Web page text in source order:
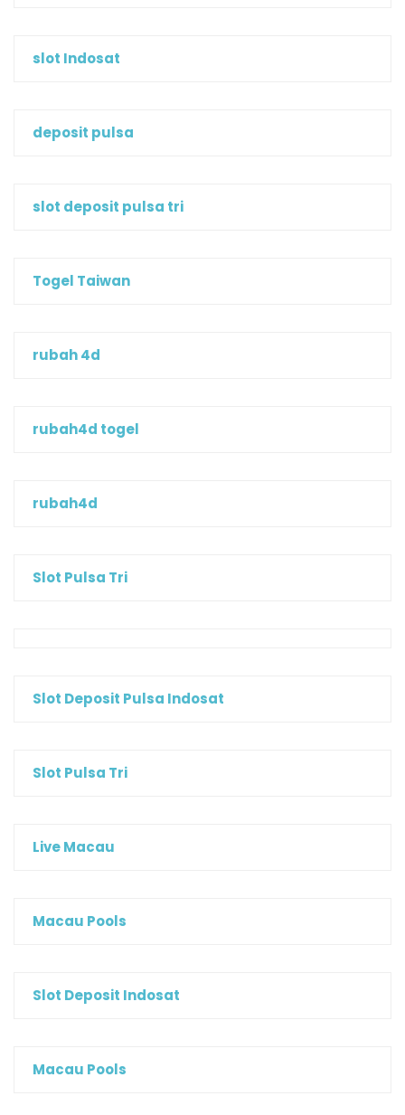
slot Indosat
deposit pulsa
slot deposit pulsa tri
Togel Taiwan
rubah 4d
rubah4d togel
rubah4d
Slot Pulsa Tri
Slot Deposit Pulsa Indosat
Slot Pulsa Tri
Live Macau
Macau Pools
Slot Deposit Indosat
Macau Pools